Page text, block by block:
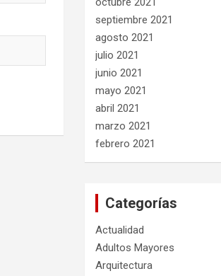
septiembre 2021
agosto 2021
julio 2021
junio 2021
mayo 2021
abril 2021
marzo 2021
febrero 2021
Categorías
Actualidad
Adultos Mayores
Arquitectura